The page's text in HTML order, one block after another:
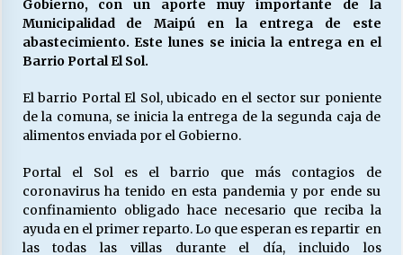
Releyendo la Rerum Novarum a 135 años. “La
cuestión social hoy”.
S.O.S. a los ricos, Save Our Souls (Salvar
30/04/2026
¿Asesores con doble sueldo?
18/04/2026
Gobierno, con un aporte muy importante de la
Municipalidad de Maipú en la entrega de este
abastecimiento. Este lunes se inicia la entrega en el
Barrio Portal El Sol.
El barrio Portal El Sol, ubicado en el sector sur poniente
de la comuna, se inicia la entrega de la segunda caja de
alimentos enviada por el Gobierno.
Portal el Sol es el barrio que más contagios de
coronavirus ha tenido en esta pandemia y por ende su
confinamiento obligado hace necesario que reciba la
ayuda en el primer reparto. Lo que esperan es repartir en
las todas las villas durante el día, incluido los